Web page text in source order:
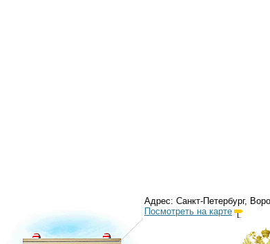
Адрес: Санкт-Петербург,
Посмотреть на карте